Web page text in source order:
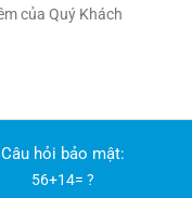
Câu hỏi bảo mật:
56+14= ?